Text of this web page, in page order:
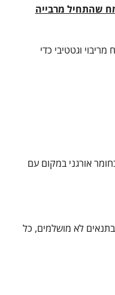
שהתחיל מרבייה
וגטטיבי כדי
אורגני במקום עם
לא מושלמים, כל